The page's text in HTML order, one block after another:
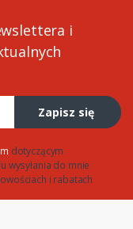
i
Zapisz się
dotyczącym
wysyłania do mnie
i rabatach